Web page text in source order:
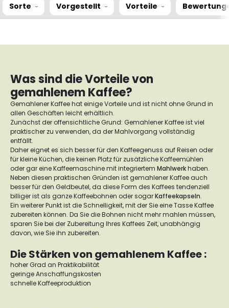
Sorte Vorgestellt Vorteile
Was sind die Vorteile von
gemahlenem Kaffee?
Gemahlener Kaffee hat einige Vorteile und ist nicht ohne Grund in
allen Geschäften leicht erhältlich.
Zunächst der offensichtliche Grund: Gemahlener Kaffee ist viel
praktischer zu verwenden, da der Mahlvorgang vollständig
entfällt.
Daher eignet es sich besser für den Kaffeegenuss auf Reisen oder
für kleine Küchen, die keinen Platz für zusätzliche Kaffeemühlen
oder gar eine Kaffeemaschine mit integriertem Mahlwerkhaben.
Neben diesen praktischen Gründen ist gemahlener Kaffee auch
besser für den Geldbeutel, da diese Form des Kaffees tendenziell
billiger ist als ganze Kaffeebohnen oder sogarKaffeekapseln.
Ein weiterer Punkt ist die Schnelligkeit, mit der Sie eine Tasse Kaffee
zubereiten können. Da Sie die Bohnen nicht mehr mahlen müssen,
sparen Sie bei der Zubereitung Ihres Kaffees Zeit, unabhängig
davon, wie Sie ihn zubereiten.
Die Stärken von gemahlenem Kaffee :
hoher Grad an Praktikabilität
geringe Anschaffungskosten
schnelle Kaffeeproduktion